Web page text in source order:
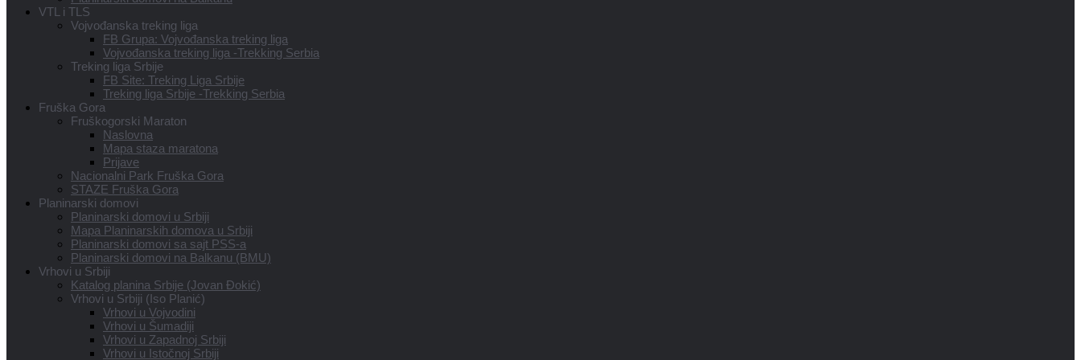
VTL i TLS
Vojvođanska treking liga
FB Grupa: Vojvođanska treking liga
Vojvođanska treking liga -Trekking Serbia
Treking liga Srbije
FB Site: Treking Liga Srbije
Treking liga Srbije -Trekking Serbia
Fruška Gora
Fruškogorski Maraton
Naslovna
Mapa staza maratona
Prijave
Nacionalni Park Fruška Gora
STAZE Fruška Gora
Planinarski domovi
Planinarski domovi u Srbiji
Mapa Planinarskih domova u Srbiji
Planinarski domovi sa sajt PSS-a
Planinarski domovi na Balkanu (BMU)
Vrhovi u Srbiji
Katalog planina Srbije (Jovan Đokić)
Vrhovi u Srbiji (Iso Planić)
Vrhovi u Vojvodini
Vrhovi u Šumadiji
Vrhovi u Zapadnoj Srbiji
Vrhovi u Istočnoj Srbiji